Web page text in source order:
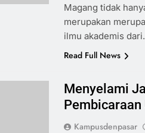
Magang tidak
merupakan
ilmu akademis
Read Full News
Menyelami
Pembicaraan
Kampusdenpasar